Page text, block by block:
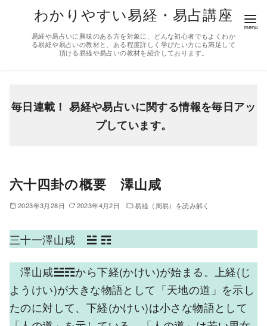
わかりやすい易経・易占講座
易経や易占いに興味のある方を対象に、どんな初心者でもよくわか
る易経や易占いの教材と、ある程度詳しく学びたい方にも満足して
頂ける易経や易占いの教材を紹介しております。
毎日連載！ 易経や易占いに関する情報を毎日アッ
プしています。
六十四卦の概要 澤山咸
2023年3月28日 2023年4月2日 易経（周易）を読み解く
三十一澤山咸 ☱ ☶
澤山咸☱☶から下経(かけい)が始まる。上経(じ
ようけい)が大きな物語として「天地の道」を示し
たのに対して、下経(かけい)は小さな物語として